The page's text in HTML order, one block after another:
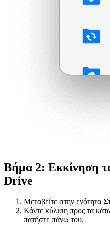
Βήμα 2: Εκκίνηση
Drive
Μεταβείτε στην ενότητα
Κάντε κύλιση προς τα
πατήστε πάνω του.